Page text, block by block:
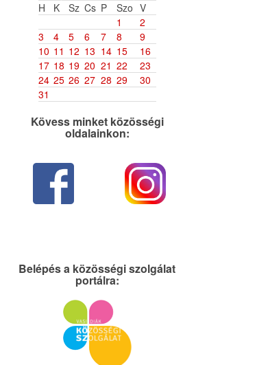
H
K Sz Cs P Szo V
1
2
3
4 5 6 7 8
9
10 11 12 13 14 15
16
17 18 19 20 21 22
23
24 25 26 27 28 29
30
31
Kövess minket közösségi
oldalainkon:
Belépés a közösségi szolgálat
portálra: